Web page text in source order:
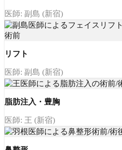
医師: 副島 (新宿)
リフト
医師: 副島 (新宿)
脂肪注入・豊胸
医師: 王 (新宿)